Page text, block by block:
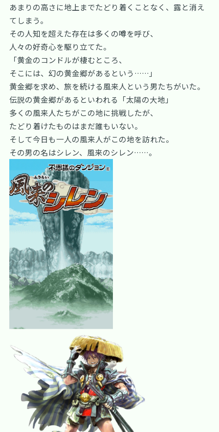
あまりの高さに地上までたどり着くことなく、露と消え
てしまう。
その人知を超えた存在は多くの噂を呼び、
人々の好奇心を駆り立てた。
「黄金のコンドルが棲むところ、
そこには、幻の黄金郷があるという……」
黄金郷を求め、旅を続ける風来人という男たちがいた。
伝説の黄金郷があるといわれる「太陽の大地」
多くの風来人たちがこの地に挑戦したが、
たどり着けたものはまだ誰もいない。
そして今日も一人の風来人がこの地を訪れた。
その男の名はシレン、風来のシレン……。